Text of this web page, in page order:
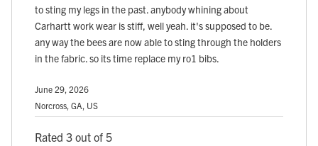
to sting my legs in the past. anybody whining about
Carhartt work wear is stiff, well yeah. it's supposed to be.
any way the bees are now able to sting through the holders
in the fabric. so its time replace my ro1 bibs.
June 29, 2026
Norcross, GA, US
Rated 3 out of 5